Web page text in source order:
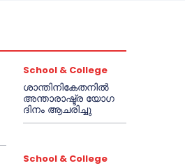
School & College
ശാന്തിനികേതനിൽ
അന്താരാഷ്ട്ര യോഗ
ദിനം ആചരിച്ചു
School & College